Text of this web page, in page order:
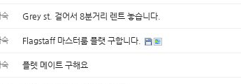
Grey st. 걸어서 8분거리 렌트 놓습니다.
Flagstaff 마스터룸 플랫 구합니다.
플렛 메이트 구해요